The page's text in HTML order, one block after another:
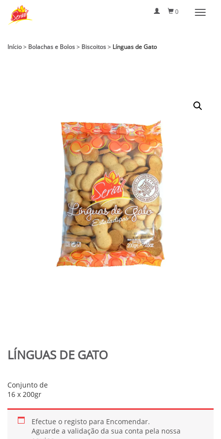
0
Início> Bolachas e Bolos> Biscoitos> Línguas de Gato
LÍNGUAS DE GATO
Conjunto de
16 x 200gr
Efectue o registo para Encomendar.
Aguarde a validação da sua conta pela nossa